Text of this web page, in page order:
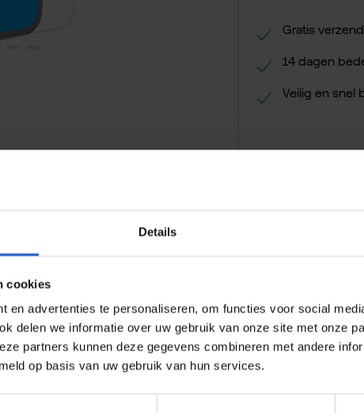
Details
cookies
en advertenties te personaliseren, om functies voor social
delen we informatie over uw gebruik van onze site met onze
partners kunnen deze gegevens combineren met andere
op basis van uw gebruik van hun services.
Gratis
14 dagen
Veilig en snel
Pixel 10a High impact glass screen
je smartphone en een reparatie kan kostbaar zijn. Met
aanzienlijk en kun je langer plezier hebben van jouw
gevoeligheid en schermhelderheid niet worden beïnvloed,
die je telefoon verdient.